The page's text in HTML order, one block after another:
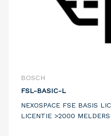
BOSCH
FSL-BASIC-L
NEXOSPACE FSE BASIS
LICENTIE >2000 MELDERS